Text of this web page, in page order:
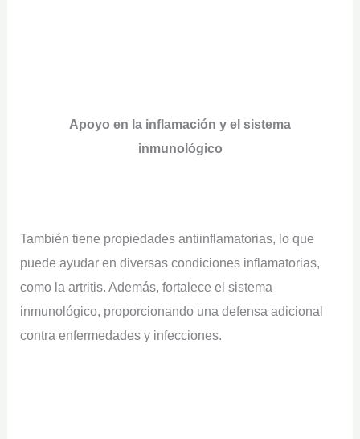
Apoyo en la inflamación y el sistema
inmunológico
También tiene propiedades antiinflamatorias, lo que
puede ayudar en diversas condiciones inflamatorias,
como la artritis. Además, fortalece el sistema
inmunológico, proporcionando una defensa adicional
contra enfermedades y infecciones.